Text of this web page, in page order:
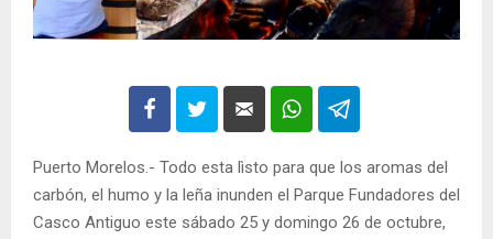
Puerto Morelos.- Todo esta lìsto para que los aromas del
carbón, el humo y la leña inunden el Parque Fundadores del
Casco Antiguo este sábado 25 y domingo 26 de octubre,